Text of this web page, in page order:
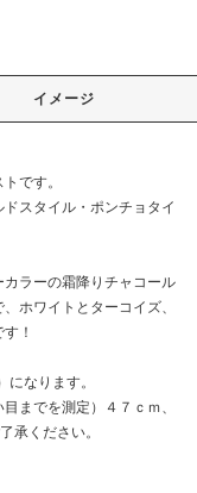
イメージ
です。
スタイル・ポンチョタイ
ラーの霜降りチャコール
ホワイトとターコイズ、
！
なります。
までを測定）４７ｃｍ、
承ください。